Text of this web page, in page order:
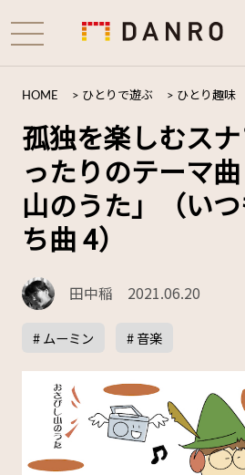
HOME > ひとりで遊ぶ > ひとり趣味
孤独を楽しむス
ったりのテーマ
山のうた」（い
ち曲 4）
田中稲 2021.06.20
# ムーミン # 音楽